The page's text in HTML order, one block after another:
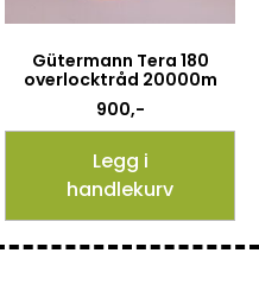
Gütermann Tera 180
overlocktråd 20000m
900,-
Legg i
handlekurv